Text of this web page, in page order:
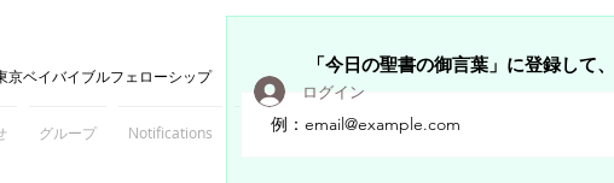
京ベイバイブルフェローシップ
グループ Notifications Members
「今日の聖書の御言葉」に登録して
ログイン